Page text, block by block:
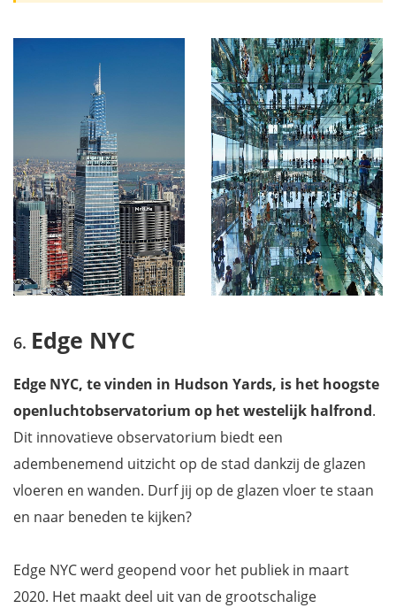
Edge NYC
Edge NYC, te vinden in Hudson Yards, is het hoogste
openluchtobservatorium op het westelijk halfrond.
Dit innovatieve observatorium biedt een
adembenemend uitzicht op de stad dankzij de glazen
vloeren en wanden. Durf jij op de glazen vloer te staan
en naar beneden te kijken?
Edge NYC werd geopend voor het publiek in maart
2020. Het maakt deel uit van de grootschalige